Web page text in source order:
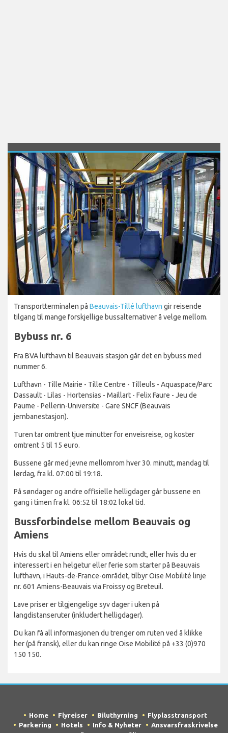
Transportterminalen på Beauvais-Tillé lufthavn gir reisende
tilgang til mange forskjellige bussalternativer å velge mellom.
Bybuss nr. 6
Fra BVA lufthavn til Beauvais stasjon går det en bybuss med
nummer 6.
Lufthavn - Tille Mairie - Tille Centre - Tilleuls - Aquaspace/Parc
Dassault - Lilas - Hortensias - Maillart - Felix Faure - Jeu de
Paume - Pellerin-Universite - Gare SNCF (Beauvais
jernbanestasjon).
Turen tar omtrent tjue minutter for enveisreise, og koster
omtrent 5 til 15 euro.
Bussene går med jevne mellomrom hver 30. minutt, mandag til
lørdag, fra kl. 07:00 til 19:18.
På søndager og andre offisielle helligdager går bussene en
gang i timen fra kl. 06:52 til 18:02 lokal tid.
Bussforbindelse mellom Beauvais og
Amiens
Hvis du skal til Amiens eller området rundt, eller hvis du er
interessert i en helgetur eller ferie som starter på Beauvais
lufthavn, i Hauts-de-France-området, tilbyr Oise Mobilité linje
nr. 601 Amiens-Beauvais via Froissy og Breteuil.
Lave priser er tilgjengelige syv dager i uken på
langdistanseruter (inkludert helligdager).
Du kan få all informasjonen du trenger om ruten ved å klikke
her (på fransk), eller du kan ringe Oise Mobilité på +33 (0)970
150 150.
Home Flyreiser Biluthyrning
Flyplasstransport
Parkering
Hotels Info & Nyheter
Ansvarsfraskrivelse